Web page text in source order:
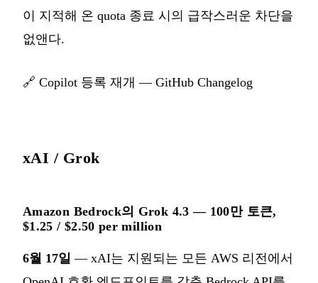
이 지적해 온 quota 종료 시의 급작스러운 차단을
없앤다.
🔗 Copilot 등록 재개 — GitHub Changelog
xAI / Grok
Amazon Bedrock의 Grok 4.3 — 100만 토큰,
$1.25 / $2.50 per million
6월 17일 — xAI는 지원되는 모든 AWS 리전에서